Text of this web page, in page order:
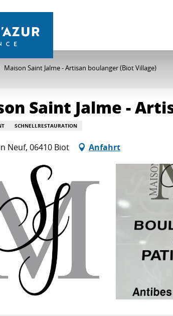
Maison Saint Jalme - Artisan boulanger (Biot Village)
Saint Jalme -
SCHNELLRESTAURATION
Neuf, 06410 Biot Anfahrt